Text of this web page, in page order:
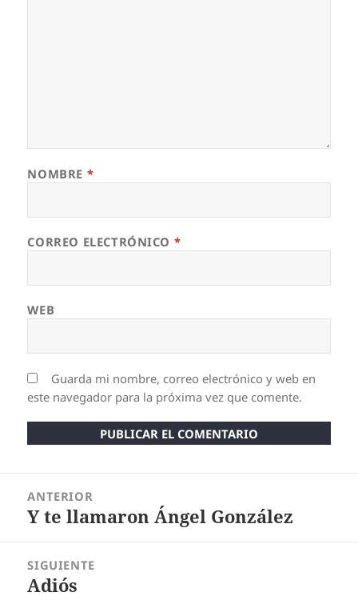
NOMBRE *
CORREO ELECTRÓNICO *
WEB
Guarda mi nombre, correo electrónico y web en
este navegador para la próxima vez que comente.
entradas
ANTERIOR
Entrada
anterior:
Y te llamaron Ángel González
SIGUIENTE
Entrada
siguiente:
Adiós